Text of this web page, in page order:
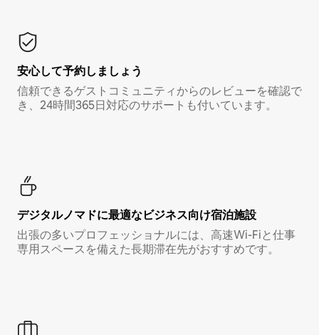
安心して予約しましょう
信頼できるゲストコミュニティからのレビューを確認で
き、24時間365日対応のサポートも付いています。
デジタルノマド⁠に最⁠適⁠なビ⁠ジ⁠ネ⁠ス⁠向⁠け宿⁠泊⁠施⁠設
出張の多いプロフェッショナルには、高速Wi-Fiと仕事
専用スペースを備えた長期滞在先がおすすめです。